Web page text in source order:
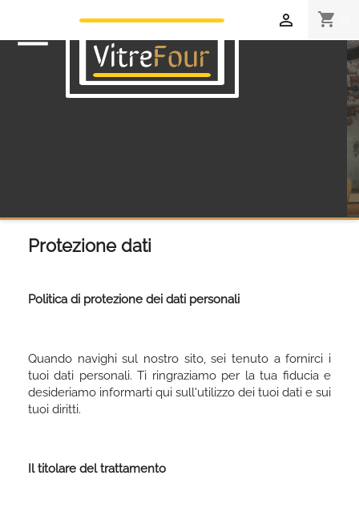
 shopping_cart

Protezione dati
Politica di protezione dei dati personali
Quando navighi sul nostro sito, sei tenuto a fornirci i
tuoi dati personali. Ti ringraziamo per la tua fiducia e
desideriamo informarti qui sull'utilizzo dei tuoi dati e sui
tuoi diritti.
Il titolare del trattamento